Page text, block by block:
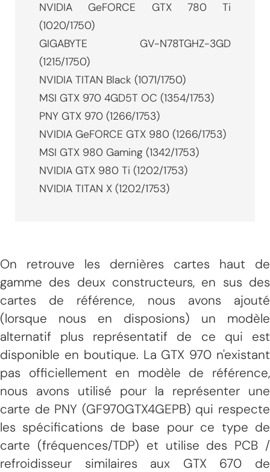
NVIDIA GeFORCE GTX 780 Ti
(1020/1750)
GIGABYTE GV-N78TGHZ-3GD
(1215/1750)
NVIDIA TITAN Black (1071/1750)
MSI GTX 970 4GD5T OC (1354/1753)
PNY GTX 970 (1266/1753)
NVIDIA GeFORCE GTX 980 (1266/1753)
MSI GTX 980 Gaming (1342/1753)
NVIDIA GTX 980 Ti (1202/1753)
NVIDIA TITAN X (1202/1753)
On retrouve les dernières cartes haut de
gamme des deux constructeurs, en sus des
cartes de référence, nous avons ajouté
(lorsque nous en disposions) un modèle
alternatif plus représentatif de ce qui est
disponible en boutique. La GTX 970 n'existant
pas officiellement en modèle de référence,
nous avons utilisé pour la représenter une
carte de PNY (GF970GTX4GEPB) qui respecte
les spécifications de base pour ce type de
carte (fréquences/TDP) et utilise des PCB /
refroidisseur similaires aux GTX 670 de